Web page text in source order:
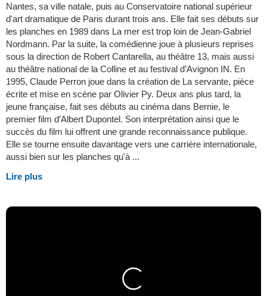
Nantes, sa ville natale, puis au Conservatoire national supérieur
d'art dramatique de Paris durant trois ans. Elle fait ses débuts sur
les planches en 1989 dans La mer est trop loin de Jean-Gabriel
Nordmann. Par la suite, la comédienne joue à plusieurs reprises
sous la direction de Robert Cantarella, au théâtre 13, mais aussi
au théâtre national de la Colline et au festival d’Avignon IN. En
1995, Claude Perron joue dans la création de La servante, pièce
écrite et mise en scène par Olivier Py. Deux ans plus tard, la
jeune française, fait ses débuts au cinéma dans Bernie, le
premier film d’Albert Dupontel. Son interprétation ainsi que le
succès du film lui offrent une grande reconnaissance publique.
Elle se tourne ensuite davantage vers une carrière internationale,
aussi bien sur les planches qu'à ...
Lire plus